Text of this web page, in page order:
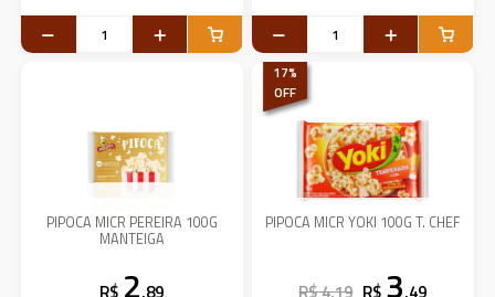
PIPOCA MICR PEREIRA 100G
MANTEIGA
2
17%
OFF
PIPOCA MICR YOKI 100G T. CHEF
3